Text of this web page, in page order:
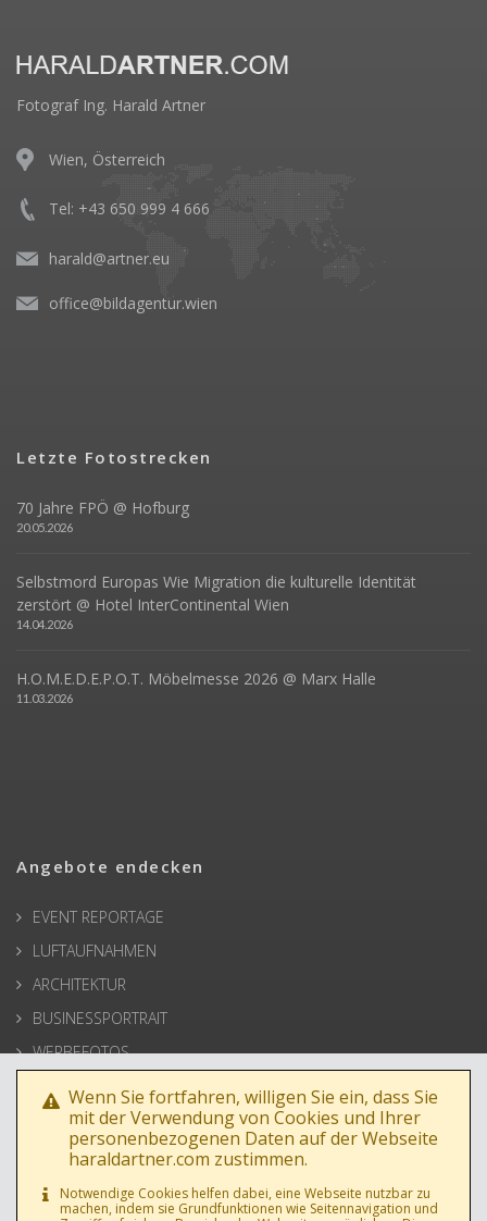
Fotograf Ing. Harald Artner
Wien, Österreich
Tel: +43 650 999 4 666
harald@artner.eu
office@bildagentur.wien
Letzte Fotostrecken
70 Jahre FPÖ @ Hofburg
20.05.2026
Selbstmord Europas Wie Migration die kulturelle Identität
zerstört @ Hotel InterContinental Wien
14.04.2026
H.O.M.E.D.E.P.O.T. Möbelmesse 2026 @ Marx Halle
11.03.2026
Angebote endecken
EVENT REPORTAGE
LUFTAUFNAHMEN
ARCHITEKTUR
BUSINESSPORTRAIT
WERBEFOTOS
HOCHZEIT
PRESSE
Wenn Sie fortfahren, willigen Sie ein, dass Sie
mit der Verwendung von Cookies und Ihrer
personenbezogenen Daten auf der Webseite
haraldartner.com zustimmen.
Notwendige Cookies helfen dabei, eine Webseite nutzbar zu
machen, indem sie Grundfunktionen wie Seitennavigation und